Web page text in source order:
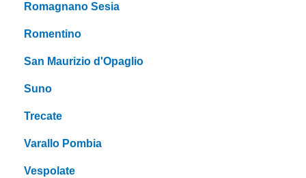
Romagnano Sesia
Romentino
San Maurizio d'Opaglio
Suno
Trecate
Varallo Pombia
Vespolate